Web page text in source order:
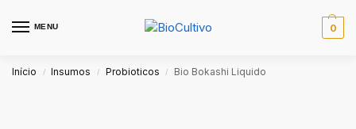
MENU 0
Início / Insumos / Probioticos / Bio Bokashi Liquido